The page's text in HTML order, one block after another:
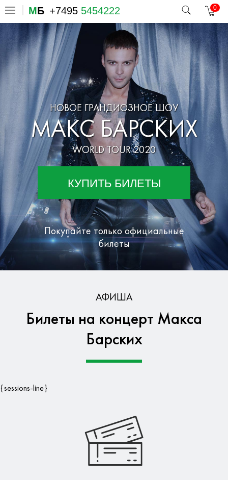
МБ +7495 5454222 0
НОВОЕ ГРАНДИОЗНОЕ ШОУ
МАКС БАРСКИХ
WORLD TOUR 2020
КУПИТЬ БИЛЕТЫ
Покупайте только официальные
билеты
Гарантия безопасности данных
АФИША
Билеты на концерт Макса
Барских
{sessions-line}